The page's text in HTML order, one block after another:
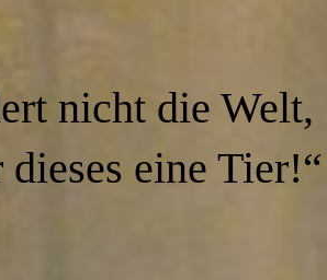
nicht die Welt,
eine Tier!“